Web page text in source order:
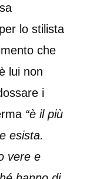
lo stilista
che
lui non
i
“è il più
esista.
vere e